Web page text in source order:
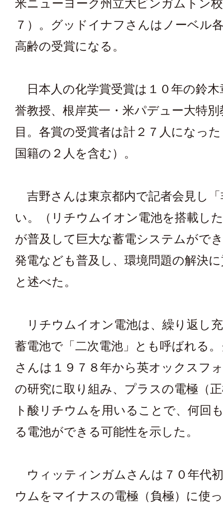
米ニューヨーク州立大ビンガムトン
７）。グッドイナフさんはノーベル
高齢の受賞になる。
日本人の化学賞受賞は１０年の鈴木
誉教授、根岸英一・米パデュー大特
目。各賞の受賞者は計２７人になっ
国籍の２人を含む）。
吉野さんは東京都内で記者会見し
い。（リチウムイオン電池を搭載し
が普及して巨大な蓄電システムがで
発電なども普及し、環境問題の解決
と述べた。
リチウムイオン電池は、繰り返し
蓄電池で「二次電池」とも呼ばれる
さんは１９７８年から英オックスフ
の研究に取り組み、プラスの電極（
ト酸リチウムを用いることで、何回
る電池ができる可能性を示した。
ウィッティンガムさんは７０年代
ウムをマイナスの電極（負極）に使